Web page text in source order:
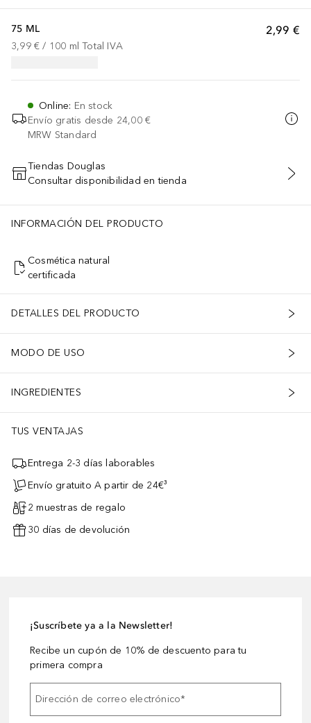
2,99 €
75 ML
3,99 € / 100 ml Total IVA
Online: En stock
Envío gratis desde 24,00 €
MRW Standard
AÑADIR AL CARRITO
Tiendas Douglas
Consultar disponibilidad en tienda
INFORMACIÓN DEL PRODUCTO
Cosmética natural
certificada
DETALLES DEL PRODUCTO
MODO DE USO
INGREDIENTES
TUS VENTAJAS
Entrega 2-3 días laborables
Envío gratuito A partir de 24€³
2 muestras de regalo
30 días de devolución
¡Suscríbete ya a la Newsletter!
Recibe un cupón de 10% de descuento para tu
primera compra
Dirección de correo electrónico*